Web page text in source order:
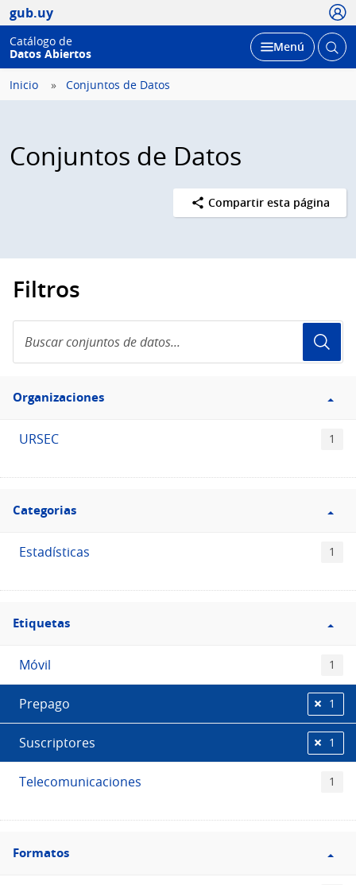
gub.uy
Catálogo de
Datos Abiertos
Desplegar
Menú Abrir
Inicio Conjuntos de Datos
Conjuntos de Datos
Compartir esta página
Filtros
conjuntos
de
Filtro
Organizaciones
Organizaciones
URSEC 1
Filtro
Categorias
Categorias
Estadísticas 1
Filtro
Etiquetas
Etiquetas
Móvil 1
Prepago 1
Suscriptores 1
Telecomunicaciones 1
Filtro
Formatos
Formatos